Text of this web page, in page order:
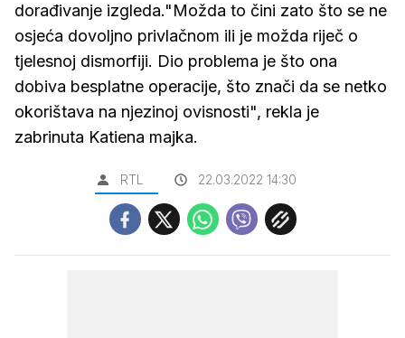
dorađivanje izgleda."Možda to čini zato što se ne
osjeća dovoljno privlačnom ili je možda riječ o
tjelesnoj dismorfiji. Dio problema je što ona
dobiva besplatne operacije, što znači da se netko
okorištava na njezinoj ovisnosti", rekla je
zabrinuta Katiena majka.
RTL 22.03.2022 14:30